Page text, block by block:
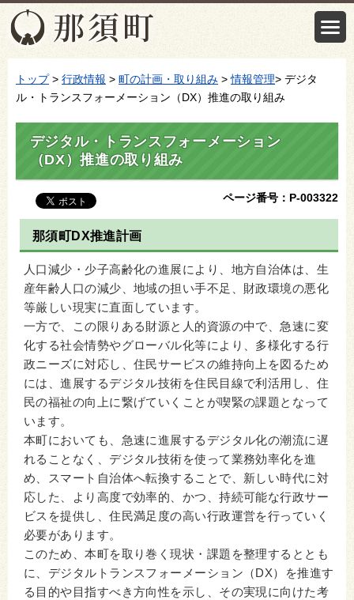
トップ> 行政情報 > 町の計画・取り組み >情報管理> デジタ
ル・トランスフォーメーション（DX）推進の取り組み
デジタル・トランスフォーメーション
（DX）推進の取り組み
ページ番号：P-003322
那須町DX推進計画
人口減少・少子高齢化の進展により、地方自治体は、生
産年齢人口の減少、地域の担い手不足、財政環境の悪化
等厳しい現実に直面しています。
一方で、この限りある財源と人的資源の中で、急速に変
化する社会情勢やグローバル化等により、多様化する行
政ニーズに対応し、住民サービスの維持向上を図るため
には、進展するデジタル技術を住民目線で利活用し、住
民の福祉の向上に繋げていくことが喫緊の課題となって
います。
本町においても、急速に進展するデジタル化の潮流に遅
れることなく、デジタル技術を使って業務効率化を進
め、スマート自治体へ転換することで、新しい時代に対
応した、より高度で効率的、かつ、持続可能な行政サー
ビスを提供し、住民満足度の高い行政運営を行っていく
必要があります。
このため、本町を取り巻く現状・課題を整理するととも
に、デジタルトランスフォーメーション（DX）を推進す
る目的や目指すべき方向性を示し、その実現に向けた考